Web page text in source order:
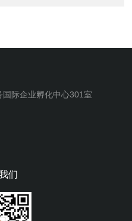
际企业孵化中心301室
们